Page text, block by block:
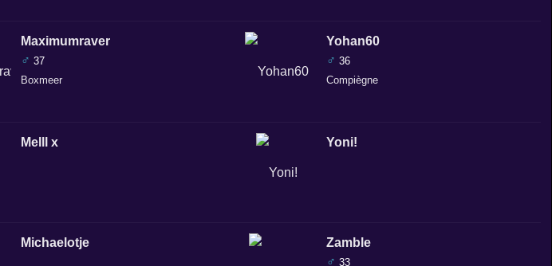
Maximumraver
♂ 37
Boxmeer
Melll x
Michaelotje
Yohan60
♂ 36
Compiègne
Yoni!
Zamble
♂ 33